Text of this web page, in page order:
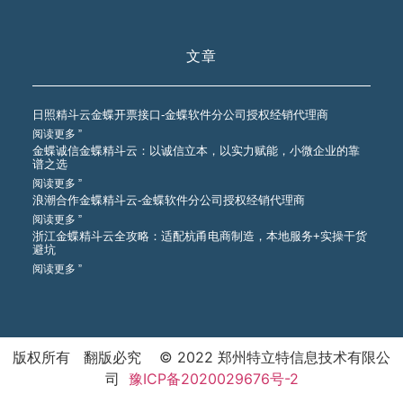
文章
日照精斗云金蝶开票接口-金蝶软件分公司授权经销代理商
阅读更多 ”
金蝶诚信金蝶精斗云：以诚信立本，以实力赋能，小微企业的靠
谱之选
阅读更多 ”
浪潮合作金蝶精斗云-金蝶软件分公司授权经销代理商
阅读更多 ”
浙江金蝶精斗云全攻略：适配杭甬电商制造，本地服务+实操干货
避坑
阅读更多 ”
版权所有 翻版必究 © 2022 郑州特立特信息技术有限公
司 豫ICP备2020029676号-2